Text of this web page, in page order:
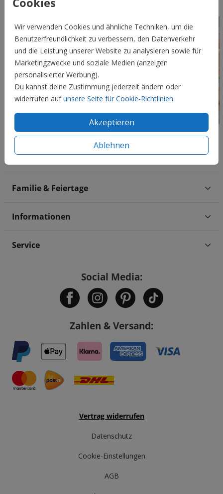
Wir verwenden Cookies und ähnliche Techniken, um die
Benutzerfreundlichkeit zu verbessern, den Datenverkehr
und die Leistung unserer Website zu analysieren sowie für
Marketingzwecke und soziale Medien (anzeigen
personalisierter Werbung).
Du kannst deine Zustimmung jederzeit ändern oder
widerrufen aufunsere Seite für Cookie-Richtlinien.
Akzeptieren
Ablehnen
Familie & Feiertage
Informationen
Service
Social Media:
Zahlen & Versand:
Vertrag widerrufen
Datenschutz
Cookie-Einstellungen
AGB